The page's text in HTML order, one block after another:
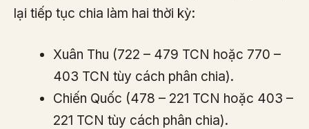
lại tiếp tục chia làm hai thời kỳ:
Xuân Thu (722 – 479 TCN hoặc 770 –
403 TCN tùy cách phân chia).
Chiến Quốc (478 – 221 TCN hoặc 403 –
221 TCN tùy cách phân chia).